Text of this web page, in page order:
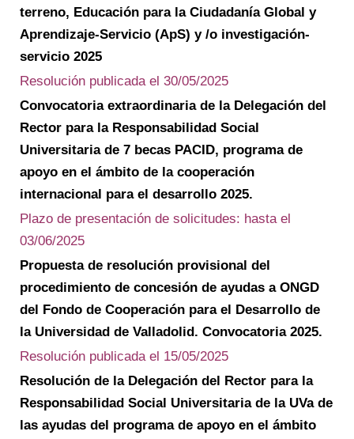
terreno, Educación para la Ciudadanía Global y
Aprendizaje-Servicio (ApS) y /o investigación-
servicio 2025
Resolución publicada el 30/05/2025
Convocatoria extraordinaria de la Delegación del
Rector para la Responsabilidad Social
Universitaria de 7 becas PACID, programa de
apoyo en el ámbito de la cooperación
internacional para el desarrollo 2025.
Plazo de presentación de solicitudes: hasta el
03/06/2025
Propuesta de resolución provisional del
procedimiento de concesión de ayudas a ONGD
del Fondo de Cooperación para el Desarrollo de
la Universidad de Valladolid. Convocatoria 2025.
Resolución publicada el 15/05/2025
Resolución de la Delegación del Rector para la
Responsabilidad Social Universitaria de la UVa de
las ayudas del programa de apoyo en el ámbito